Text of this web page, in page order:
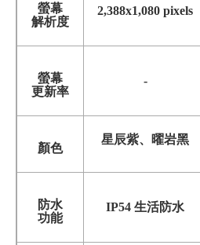
螢幕
解析度
2,388x1,080 pixels
螢幕
更新率
-
顏色
星辰紫、曜岩黑
防水
功能
IP54 生活防水